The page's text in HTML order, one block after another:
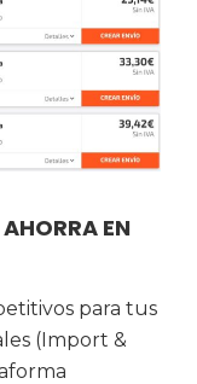
EN
para tus
(Import &